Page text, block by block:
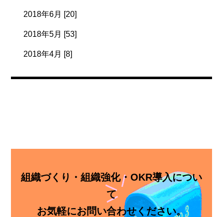
2018年6月 [20]
2018年5月 [53]
2018年4月 [8]
組織づくり・組織強化・OKR導入につい
て
お気軽にお問い合わせください。